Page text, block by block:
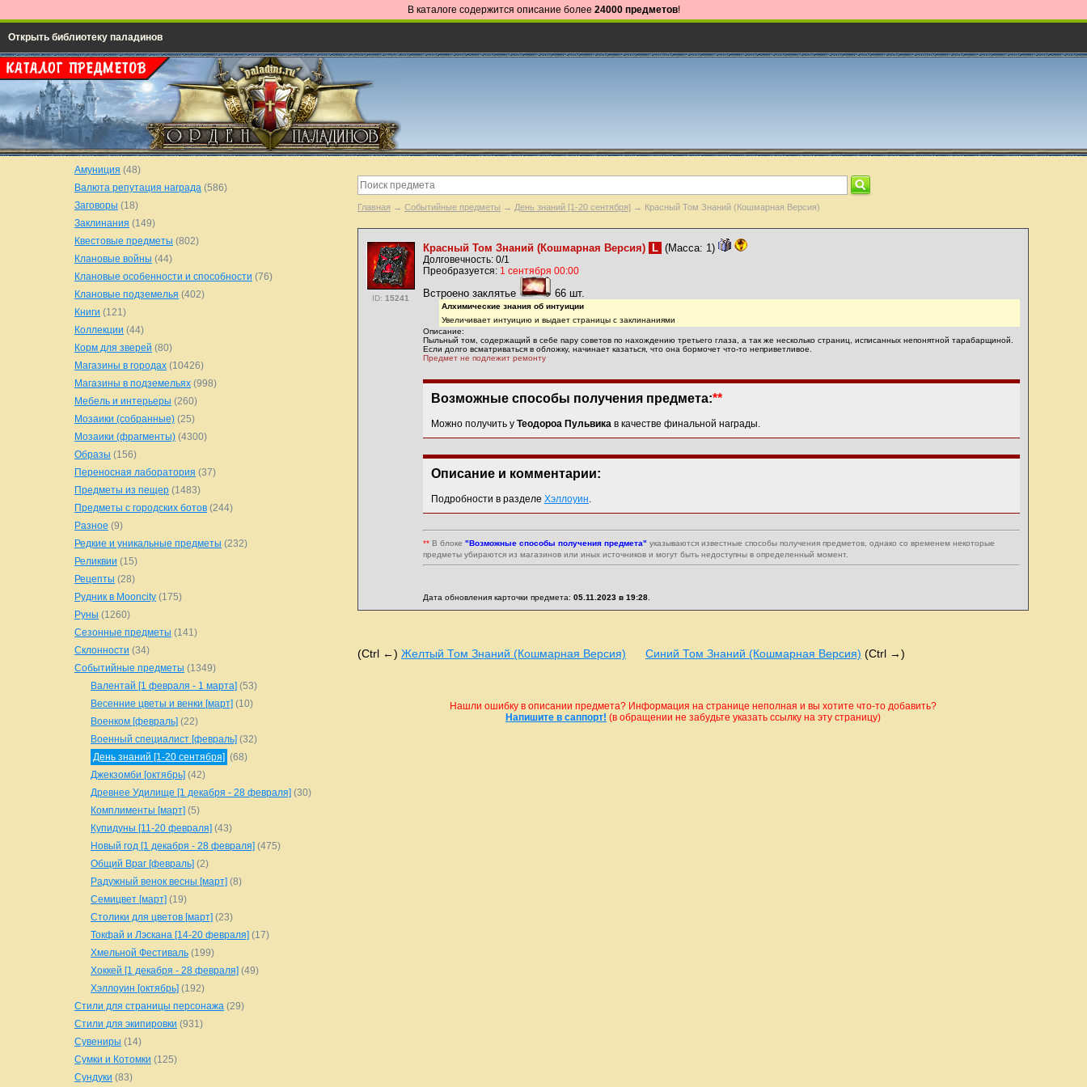
В каталоге содержится описание более 24000 предметов!
Открыть библиотеку паладинов
Главная → Событийные предметы → День знаний [1-20 сентября] → Красный Том Знаний (Кошмарная Версия)
ID: 15241
Красный Том Знаний (Кошмарная Версия) L (Масса: 1)
Долговечность: 0/1
Преобразуется: 1 сентября 00:00
Встроено заклятье 66 шт.
Алхимические знания об интуиции
Увеличивает интуицию и выдает страницы с заклинаниями
Описание:
Пыльный том, содержащий в себе пару советов по нахождению третьего глаза, а так же несколько страниц, исписанных непонятной тарабарщиной.
Если долго всматриваться в обложку, начинает казаться, что она бормочет что-то неприветливое.
Предмет не подлежит ремонту
Возможные способы получения предмета:**
Можно получить у Теодороа Пульвика в качестве финальной награды.
Описание и комментарии:
Подробности в разделе Хэллоуин.
** В блоке "Возможные способы получения предмета" указываются известные способы получения предметов, однако со временем некоторые
предметы убираются из магазинов или иных источников и могут быть недоступны в определенный момент.
Дата обновления карточки предмета: 05.11.2023 в 19:28
(Ctrl ←) Желтый Том Знаний (Кошмарная Версия) Синий Том Знаний (Кошмарная Версия) (Ctrl →)
Нашли ошибку в описании предмета? Информация на странице неполная и вы хотите что-то добавить?
Напишите в саппорт! (в обращении не забудьте указать ссылку на эту страницу)
Амуниция (48)
Валюта репутация награда (586)
Заговоры (18)
Заклинания (149)
Квестовые предметы (802)
Клановые войны (44)
Клановые особенности и способности (76)
Клановые подземелья (402)
Книги (121)
Коллекции (44)
Корм для зверей (80)
Магазины в городах (10426)
Магазины в подземельях (998)
Мебель и интерьеры (260)
Мозаики (собранные) (25)
Мозаики (фрагменты) (4300)
Образы (156)
Переносная лаборатория (37)
Предметы из пещер (1483)
Предметы с городских ботов (244)
Разное (9)
Редкие и уникальные предметы (232)
Реликвии (15)
Рецепты (28)
Рудник в Mooncity (175)
Руны (1260)
Сезонные предметы (141)
Склонности (34)
Событийные предметы (1349)
Валентай [1 февраля - 1 марта] (53)
Весенние цветы и венки [март] (10)
Военком [февраль] (22)
Военный специалист [февраль] (32)
День знаний [1-20 сентября] (68)
Джекзомби [октябрь] (42)
Древнее Удилище [1 декабря - 28 февраля] (30)
Комплименты [март] (5)
Купидуны [11-20 февраля] (43)
Новый год [1 декабря - 28 февраля] (475)
Общий Враг [февраль] (2)
Радужный венок весны [март] (8)
Семицвет [март] (19)
Столики для цветов [март] (23)
Токфай и Лэскана [14-20 февраля] (17)
Хмельной Фестиваль (199)
Хоккей [1 декабря - 28 февраля] (49)
Хэллоуин [октябрь] (192)
Стили для страницы персонажа (29)
Стили для экипировки (931)
Сувениры (14)
Сумки и Котомки (125)
Сундуки (83)